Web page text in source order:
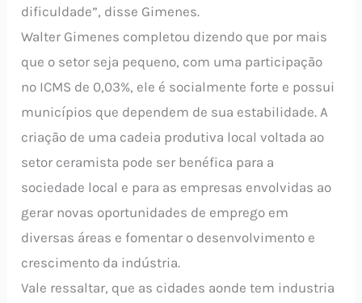
dificuldade”, disse Gimenes.
Walter Gimenes completou dizendo que por mais
que o setor seja pequeno, com uma participação
no ICMS de 0,03%, ele é socialmente forte e possui
municípios que dependem de sua estabilidade. A
criação de uma cadeia produtiva local voltada ao
setor ceramista pode ser benéfica para a
sociedade local e para as empresas envolvidas ao
gerar novas oportunidades de emprego em
diversas áreas e fomentar o desenvolvimento e
crescimento da indústria.
Vale ressaltar, que as cidades aonde tem industria